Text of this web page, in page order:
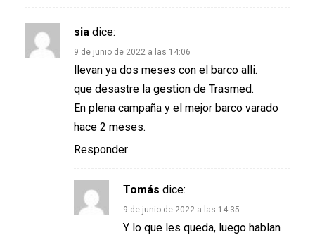
sia dice:
9 de junio de 2022 a las 14:06
llevan ya dos meses con el barco alli.
que desastre la gestion de Trasmed.
En plena campaña y el mejor barco varado
hace 2 meses.
Responder
Tomás dice:
9 de junio de 2022 a las 14:35
Y lo que les queda, luego hablan